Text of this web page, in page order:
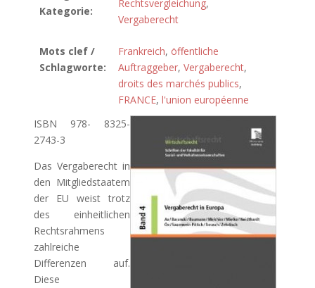
Kategorie:
Rechtsvergleichung,
Vergaberecht
Mots clef /
Schlagworte:
Frankreich, öffentliche
Auftraggeber, Vergaberecht,
droits des marchés publics,
FRANCE, l'union européenne
ISBN 978- 8325-
2743-3
Das Vergaberecht in
den Mitgliedstaatem
der EU weist trotz
des einheitlichen
Rechtsrahmens
zahlreiche
Differenzen auf.
Diese